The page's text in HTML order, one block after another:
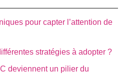
pour capter l’attention de
stratégies à adopter ?
deviennent un pilier du